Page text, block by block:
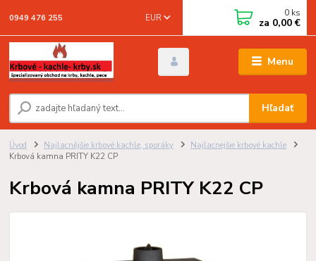
Menu
EUR
Hľadať
0949 476 255 0 ks
za 0,00 €
Úvod Najlacnějšie krbové kachle, sporáky
Najlacnejšie krbové kachle
Krbová kamna PRITY K22 CP
Krbová kamna PRITY K22 CP